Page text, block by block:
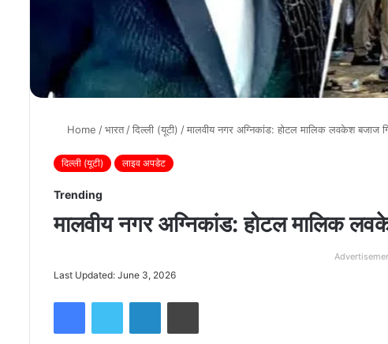
Home /भारत /दिल्ली (यूटी) /मालवीय नगर अग्निकांड: होटल मालिक लवकेश बजाज
दिल्ली (यूटी) लाइव अपडेट
Trending
मालवीय नगर अग्निकांड: होटल मालिक
Last Updated: June 3, 2026